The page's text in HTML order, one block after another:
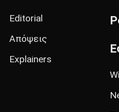
Editorial
Απόψεις
Explainers